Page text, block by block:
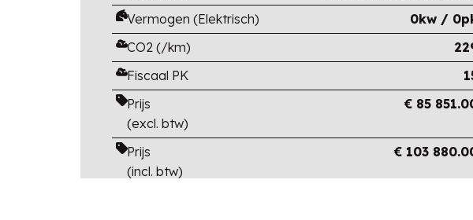
Vermogen (Elektrisch)
0kw /
CO2 (/km)
Fiscaal PK
Prijs
(excl. btw)
€ 85
Prijs
(incl. btw)
€ 103